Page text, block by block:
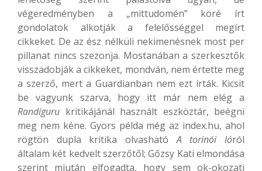
végeredményben a „mittudomén” köré írt
gondolatok alkotják a felelősséggel megírt
cikkeket. De az ész nélküli nekimenésnek most per
pillanat nincs szezonja. Mostanában a szerkesztők
visszadobják a cikkeket, mondván, nem értette meg
a szerző, mert a Guardianban nem ezt írták. Kicsit
be vagyunk szarva, hogy itt már nem elég a
Randiguru kritikájánál használt eszköztár, beégni
meg nem kéne. Gyors példa még az index.hu, ahol
rögtön dupla kritika olvashatóA torinói lóról
általam két kedvelt szerzőtől; Gőzsy Kati elmondása
szerint miután elfogadta, hogy sem ok-okozati